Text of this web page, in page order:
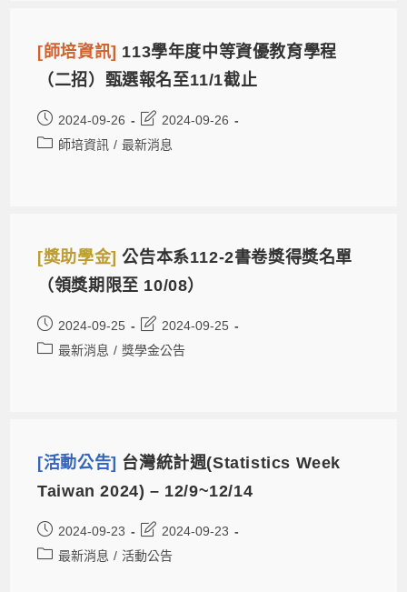
[師培資訊] 113學年度中等資優教育學程
（二招）甄選報名至11/1截止
2024-09-26
2024-09-26
師培資訊 / 最新消息
[獎助學金]公告本系112-2書卷獎得獎名單
（領獎期限至 10/08）
2024-09-25
2024-09-25
最新消息 / 獎學金公告
[活動公告] 台灣統計週(Statistics Week
Taiwan 2024) – 12/9~12/14
2024-09-23
2024-09-23
最新消息 / 活動公告